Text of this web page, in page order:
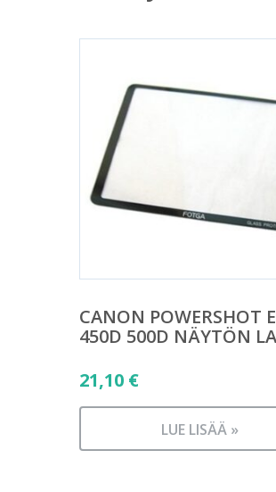
CANON POWERSHOT
450D 500D NÄYTÖN
21,10 €
LUE LISÄÄ »